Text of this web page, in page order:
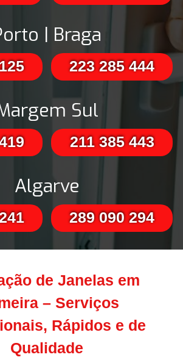
| Braga
223 285 444
Sul
211 385 443
Algarve
289 090 294
de Janelas em
– Serviços
Rápidos e de
Qualidade